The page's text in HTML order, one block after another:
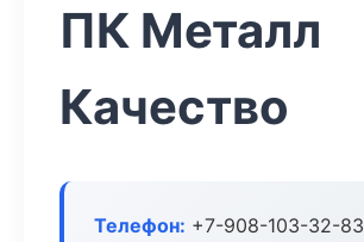
ПК Металл
Качество
Телефон: +7-908-103-32-83